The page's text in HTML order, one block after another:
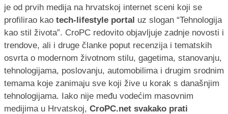
je od prvih medija na hrvatskoj internet sceni koji se
profilirao kao tech-lifestyle portal uz slogan “Tehnologija
kao stil života”. CroPC redovito objavljuje zadnje novosti i
trendove, ali i druge članke poput recenzija i tematskih
osvrta o modernom životnom stilu, gagetima, stanovanju,
tehnologijama, poslovanju, automobilima i drugim srodnim
temama koje zanimaju sve koji žive u korak s današnjim
tehnologijama. Iako nije među vodećim masovnim
medijima u Hrvatskoj, CroPC.net svakako prati